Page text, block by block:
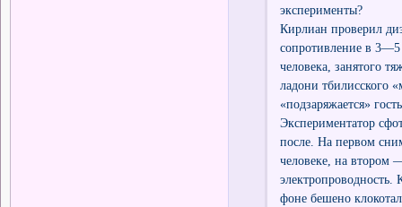
эксперименты?
Кирлиан проверил
сопротивление в
человека, занятого
ладони тбилисского
«подзаряжается»
Экспериментатор
после. На первом
человеке, на втором
электропроводность.
фоне бешено